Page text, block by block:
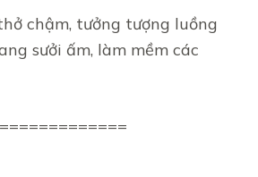
chậm, tưởng tượng luồng
sưởi ấm, làm mềm các